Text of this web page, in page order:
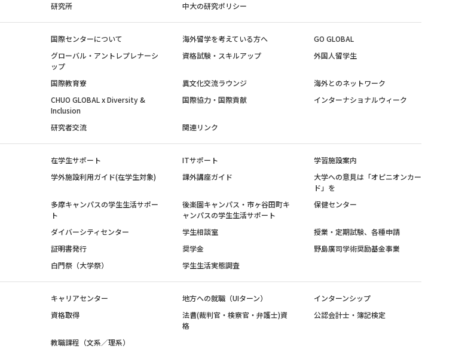
研究所
中大の研究ポリシー
国際センターについて 海外留学を考えている方へ
GO GLOBAL
グローバル・アントレプレナーシ
ップ
資格試験・スキルアップ 外国人留学生
国際教育寮 異文化交流ラウンジ
海外とのネットワーク
CHUO GLOBAL x Diversity &
Inclusion
国際協力・国際貢献 インターナショナルウィーク
研究者交流 関連リンク
在学生サポート ITサポート
学習施設案内
学外施設利用ガイド(在学生対象)
課外講座ガイド
大学への意見は「オピニオンカー
ド」を
多摩キャンパスの学生生活サポー
ト
後楽園キャンパス・市ヶ谷田町キ
ャンパスの学生生活サポート
保健センター
ダイバーシティセンター 学生相談室
授業・定期試験、各種申請
証明書発行
奨学金
野島廣司学術奨励基金事業
白門祭（大学祭）
学生生活実態調査
キャリアセンター 地方への就職（UIターン）
インターンシップ
資格取得
法曹(裁判官・検察官・弁護士)資
格
公認会計士・簿記検定
教職課程（文系／理系）